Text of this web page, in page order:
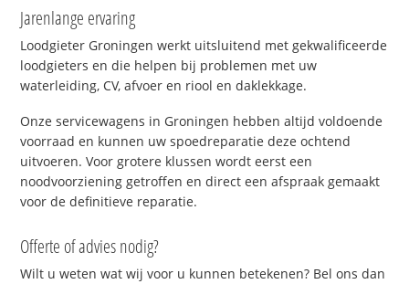
Jarenlange ervaring
Loodgieter Groningen werkt uitsluitend met gekwalificeerde
loodgieters en die helpen bij problemen met uw
waterleiding, CV, afvoer en riool en daklekkage.
Onze servicewagens in Groningen hebben altijd voldoende
voorraad en kunnen uw spoedreparatie deze ochtend
uitvoeren. Voor grotere klussen wordt eerst een
noodvoorziening getroffen en direct een afspraak gemaakt
voor de definitieve reparatie.
Offerte of advies nodig?
Wilt u weten wat wij voor u kunnen betekenen? Bel ons dan